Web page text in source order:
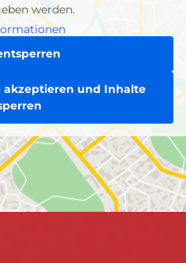
werden.
akzeptieren und Inhalte